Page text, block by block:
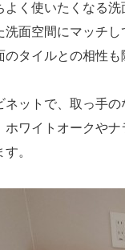
よく使いたくなる洗
面空間にマッチし
のタイルとの相性
ネットで、取っ手
ホワイトオークや
。